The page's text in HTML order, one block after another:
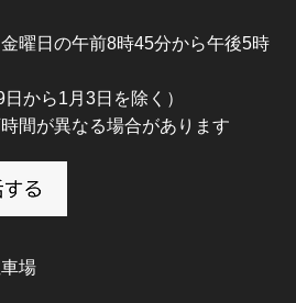
曜日の午前8時45分から午後5時
から1月3日を除く）
間が異なる場合があります
場